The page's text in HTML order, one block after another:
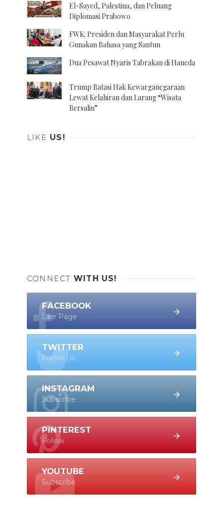
El-Sayed, Palestina, dan Peluang
Diplomasi Prabowo
FWK: Presiden dan Masyarakat Perlu
Gunakan Bahasa yang Santun
Dua Pesawat Nyaris Tabrakan di Haneda
Trump Batasi Hak Kewarganegaraan
Lewat Kelahiran dan Larang “Wisata
Bersalin”
LIKE US!
CONNECT WITH US!
FACEBOOK
Like Page
TWITTER
Follow Us
INSTAGRAM
Subscribe
PINTEREST
Follow
YOUTUBE
Subscribe